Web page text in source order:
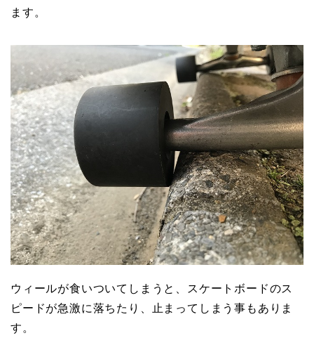
ます。
ウィールが食いついてしまうと、スケートボードのス
ピードが急激に落ちたり、止まってしまう事もありま
す。